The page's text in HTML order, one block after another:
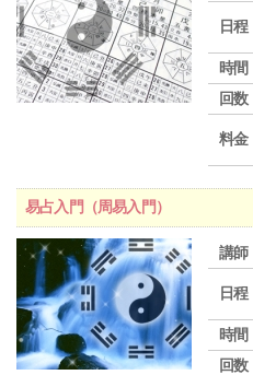
日程
時間
回数
料金
易占入門（周易入門）
講師
日程
時間
回数